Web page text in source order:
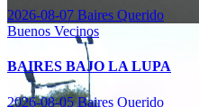
2026-08-07 Baires Querido
Buenos Vecinos
BAIRES BAJO LA LUPA
2026-08-05Baires Querido